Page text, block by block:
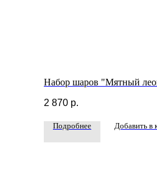
Набор шаров "Мятный
2 870 р.
Подробнее Добавить в